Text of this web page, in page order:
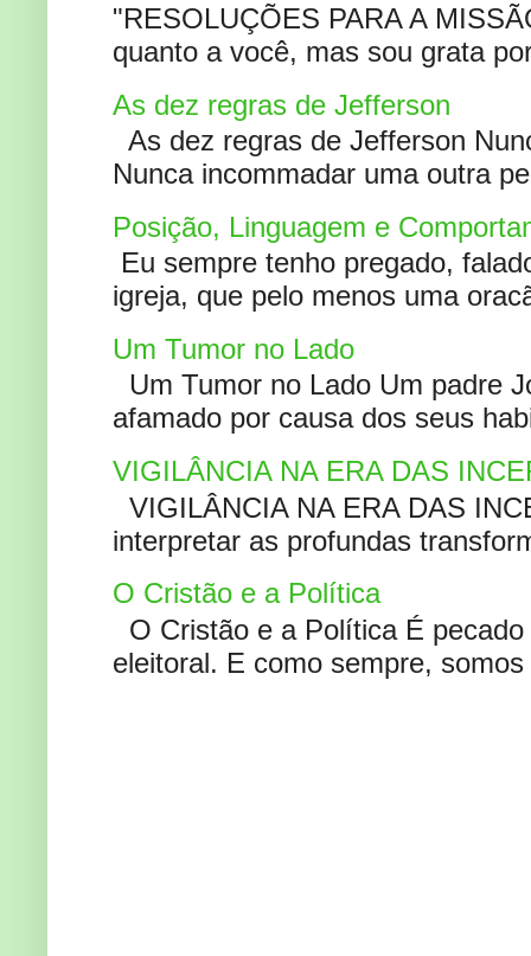
"RESOLUÇÕES PARA A
quanto a você, mas sou grata
As dez regras de Jefferson
As dez regras de Jefferson
Nunca incommadar uma outra
Posição, Linguagem e
Eu sempre tenho pregado,
igreja, que pelo menos uma
Um Tumor no Lado
Um Tumor no Lado Um padre
afamado por causa dos seus
VIGILÂNCIA NA ERA DAS
VIGILÂNCIA NA ERA DAS
interpretar as profundas
O Cristão e a Política
O Cristão e a Política É
eleitoral. E como sempre,